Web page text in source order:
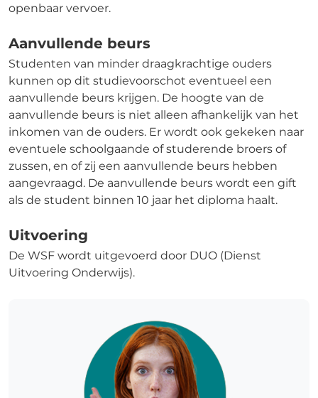
openbaar vervoer.
Aanvullende beurs
Studenten van minder draagkrachtige ouders
kunnen op dit studievoorschot eventueel een
aanvullende beurs krijgen. De hoogte van de
aanvullende beurs is niet alleen afhankelijk van het
inkomen van de ouders. Er wordt ook gekeken naar
eventuele schoolgaande of studerende broers of
zussen, en of zij een aanvullende beurs hebben
aangevraagd. De aanvullende beurs wordt een gift
als de student binnen 10 jaar het diploma haalt.
Uitvoering
De WSF wordt uitgevoerd door DUO (Dienst
Uitvoering Onderwijs).